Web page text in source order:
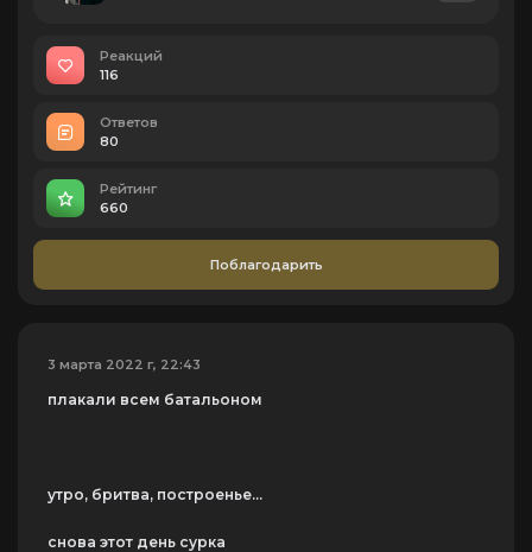
Реакций
116
Ответов
80
Рейтинг
660
Поблагодарить
3 марта 2022 г, 22:43
плакали всем батальоном
утро, бритва, построенье...
снова этот день сурка